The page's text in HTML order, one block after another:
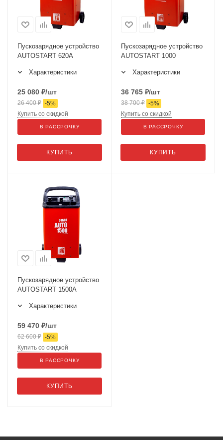
Пускозарядное устройство
AUTOSTART 620A
Характеристики
25 080 ₽/шт
26 400₽ -5%
КУПИТЬ
Купить со скидкой
В РАССРОЧКУ
Пускозарядное устройство
AUTOSTART 1000
Характеристики
36 765 ₽/шт
38 700₽ -5%
КУПИТЬ
Купить со скидкой
В РАССРОЧКУ
Пускозарядное устройство
AUTOSTART 1500A
Характеристики
59 470 ₽/шт
62 600₽ -5%
КУПИТЬ
Купить со скидкой
В РАССРОЧКУ